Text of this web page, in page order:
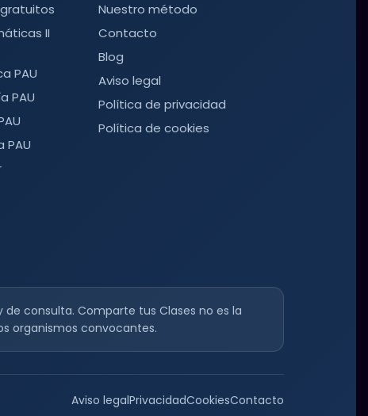
II
PAU
PAU
PAU
Nuestro método
Contacto
Blog
Aviso legal
Política de privacidad
Política de cookies
consulta. Comparte tus Clases no es la
organismos convocantes.
Aviso legalPrivacidadCookiesContacto